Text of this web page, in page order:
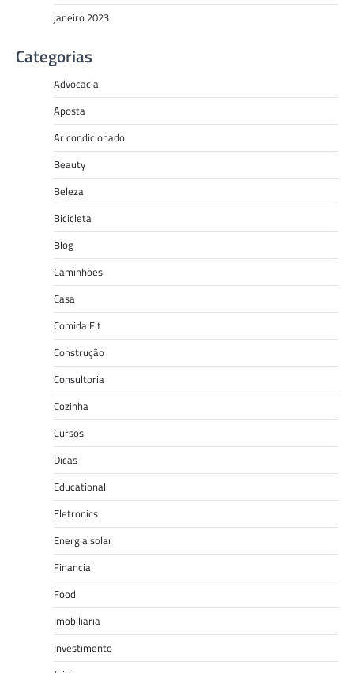
janeiro 2023
Categorias
Advocacia
Aposta
Ar condicionado
Beauty
Beleza
Bicicleta
Blog
Caminhões
Casa
Comida Fit
Construção
Consultoria
Cozinha
Cursos
Dicas
Educational
Eletronics
Energia solar
Financial
Food
Imobiliaria
Investimento